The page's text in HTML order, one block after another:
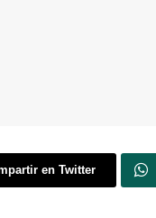
en Twitter